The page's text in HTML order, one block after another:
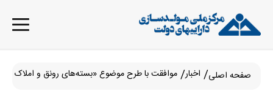
صفحه اصلی اخبار موافقت با طرح موضوع «بسته‌های رونق و املاک